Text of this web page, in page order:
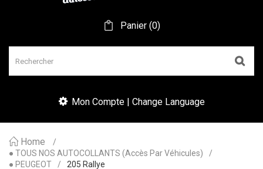
Panier(0)
Mon Compte | Change Language
Home
● TOUS NOS AUTOCOLLANTS (accès Par Véhicules)
● PEUGEOT
205 Rallye